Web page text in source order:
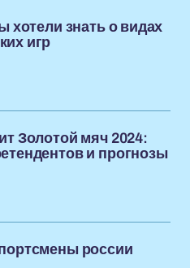
хотели знать о видах
игр
Золотой мяч 2024:
и прогнозы
россии